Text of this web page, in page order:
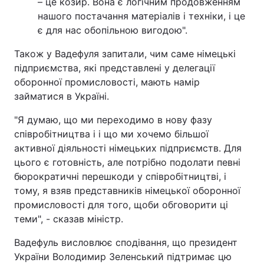
нашого постачання матеріалів і техніки, і це
є для нас обопільною вигодою".
Також у Вадефуля запитали, чим саме німецькі
підприємства, які представлені у делегації
оборонної промисловості, мають намір
займатися в Україні.
"Я думаю, що ми переходимо в нову фазу
співробітництва і і що ми хочемо більшої
активної діяльності німецьких підприємств. Для
цього є готовність, але потрібно подолати певні
бюрократичні перешкоди у співробітництві, і
тому, я взяв представників німецької оборонної
промисловості для того, щоби обговорити ці
теми", - сказав міністр.
Вадефуль висловлює сподівання, що президент
України Володимир Зеленський підтримає цю